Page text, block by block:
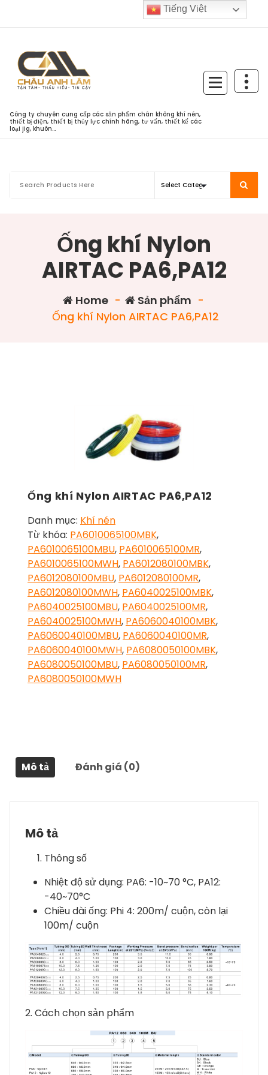
Công ty chuyên cung cấp các sản phẩm chân không khí nén,
thiết bị điện, thiết bị thủy lực chính hãng, tư vấn, thiết kế các
loại jig, khuôn...
Ống khí Nylon
AIRTAC PA6,PA12
Home- Sản phẩm -
Ống khí Nylon AIRTAC PA6,PA12
Ống khí Nylon AIRTAC PA6,PA12
Danh mục: Khí nén
Từ khóa: PA6010065100MBK,
PA6010065100MBU, PA6010065100MR,
PA6010065100MWH, PA6012080100MBK,
PA6012080100MBU, PA6012080100MR,
PA6012080100MWH, PA6040025100MBK,
PA6040025100MBU, PA6040025100MR,
PA6040025100MWH, PA6060040100MBK,
PA6060040100MBU, PA6060040100MR,
PA6060040100MWH, PA6080050100MBK,
PA6080050100MBU, PA6080050100MR,
PA6080050100MWH
Mô tả Đánh giá (0)
Mô tả
Thông số
Nhiệt độ sử dụng: PA6: -10~70 °C, PA12:
-40~70°C
Chiều dài ống: Phi 4: 200m/ cuộn, còn lại
100m/ cuộn
2. Cách chọn sản phẩm
Tiếng Việt